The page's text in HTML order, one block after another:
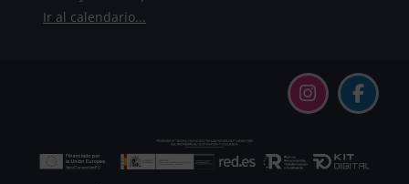
Ir al calendario...